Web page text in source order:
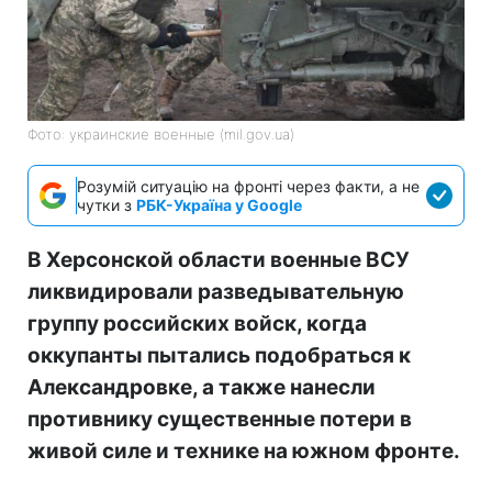
Фото: украинские военные (mil.gov.ua)
Розумій ситуацію на фронті через факти, а не
чутки з РБК-Україна у Google
В Херсонской области военные ВСУ
ликвидировали разведывательную
группу российских войск, когда
оккупанты пытались подобраться к
Александровке, а также нанесли
противнику существенные потери в
живой силе и технике на южном фронте.